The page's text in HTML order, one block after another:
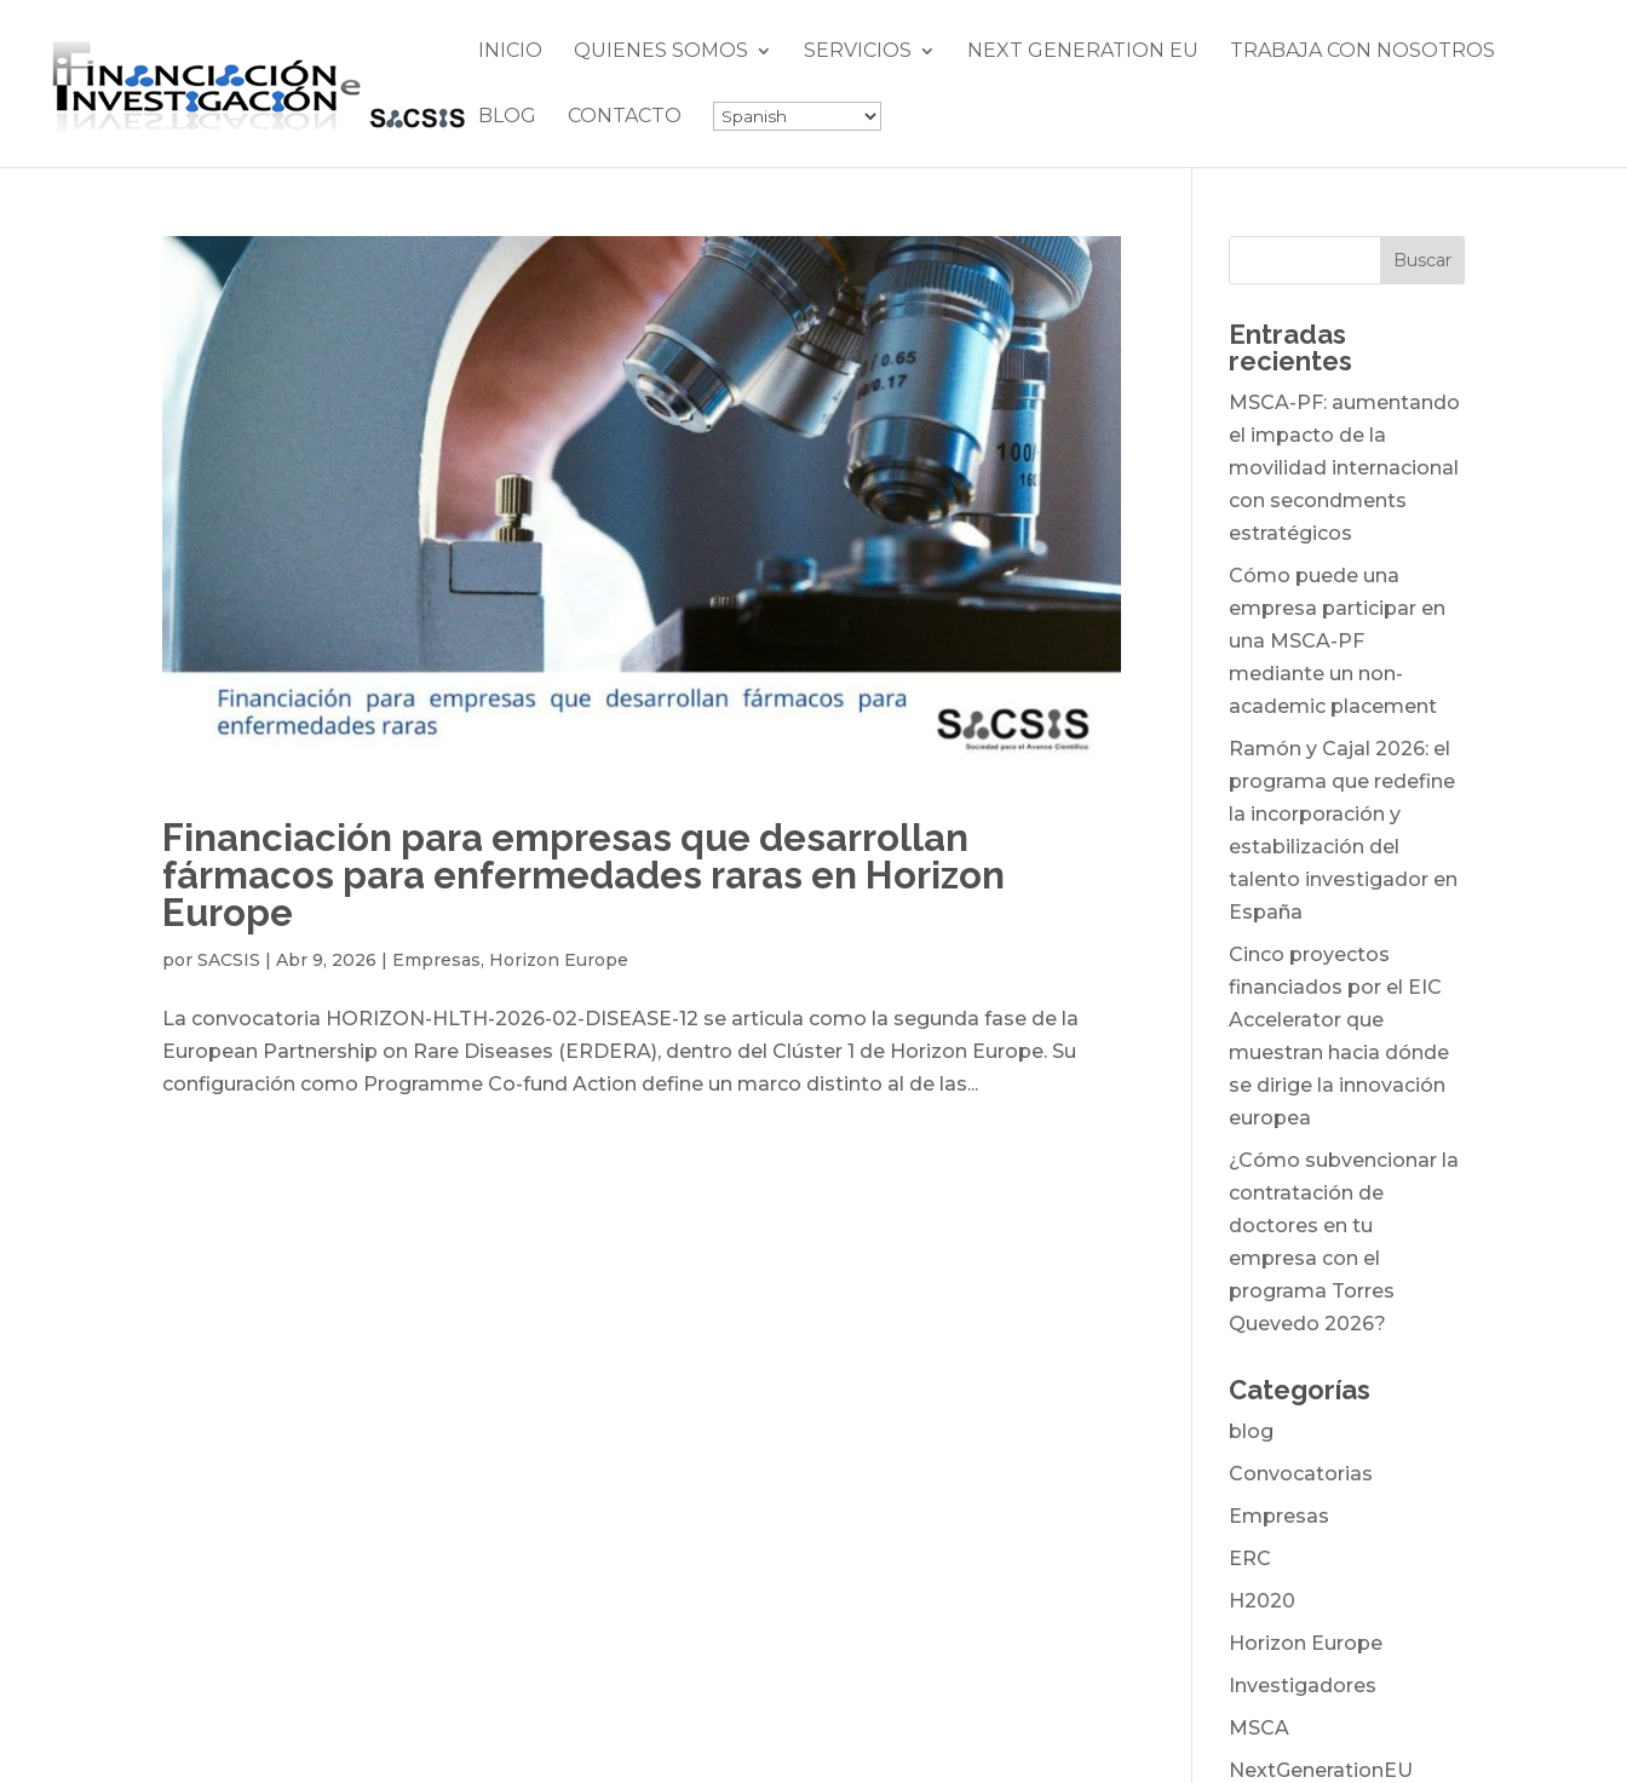
INICIO QUIENES SOMOS SERVICIOS NEXT GENERATION EU TRABAJA CON NOSOTROS
BLOG CONTACTO
Financiación para empresas que desarrollan
fármacos para enfermedades raras en Horizon
Europe
porSACSIS |Abr 9, 2026 Empresas, Horizon Europe
La convocatoria HORIZON-HLTH-2026-02-DISEASE-12 se articula como la segunda fase de la
European Partnership on Rare Diseases (ERDERA), dentro del Clúster 1 de Horizon Europe. Su
configuración como Programme Co-fund Action define un marco distinto al de las...
Entradas
recientes
MSCA-PF: aumentando
el impacto de la
movilidad internacional
con secondments
estratégicos
Cómo puede una
empresa participar en
una MSCA-PF
mediante un non-
academic placement
Ramón y Cajal 2026: el
programa que redefine
la incorporación y
estabilización del
talento investigador en
España
Cinco proyectos
financiados por el EIC
Accelerator que
muestran hacia dónde
se dirige la innovación
europea
¿Cómo subvencionar la
contratación de
doctores en tu
empresa con el
programa Torres
Quevedo 2026?
Categorías
blog
Convocatorias
Empresas
ERC
H2020
Horizon Europe
Investigadores
MSCA
NextGenerationEU